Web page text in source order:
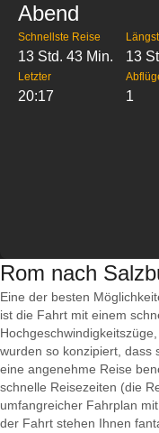
Abend
Schnellste Reise
13 Std. 43 Min. 13
Letzter
20:17 1
Rom nach
Eine der besten
ist die Fahrt mit einem
wurden so konzipiert, dass
eine angenehme Reise
schnelle Reisezeiten (die
umfangreicher Fahrplan
der Fahrt stehen Ihnen